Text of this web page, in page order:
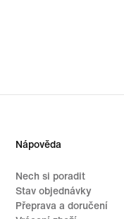
Nápověda
Nech si poradit
Stav objednávky
Přeprava a doručení